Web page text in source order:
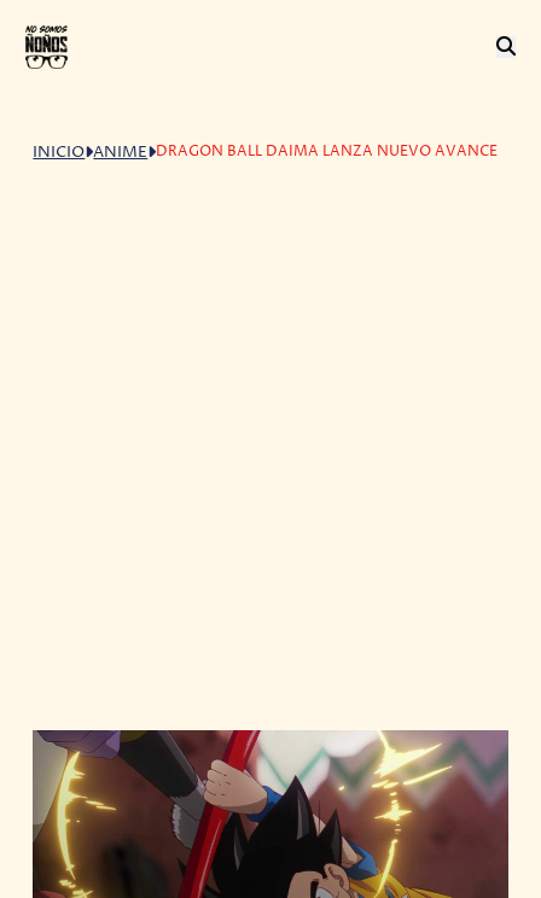
INICIO ANIME DRAGON BALL DAIMA LANZA NUEVO AVANCE